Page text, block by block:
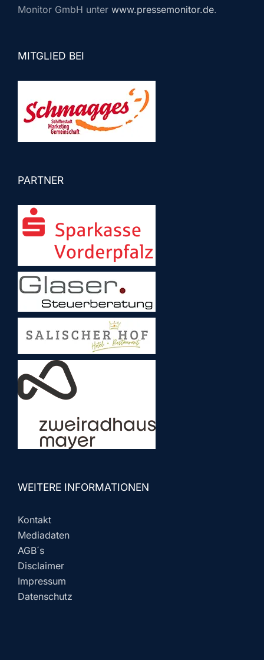
Monitor GmbH unter www.pressemonitor.de.
MITGLIED BEI
PARTNER
WEITERE INFORMATIONEN
Kontakt
Mediadaten
AGB´s
Disclaimer
Impressum
Datenschutz